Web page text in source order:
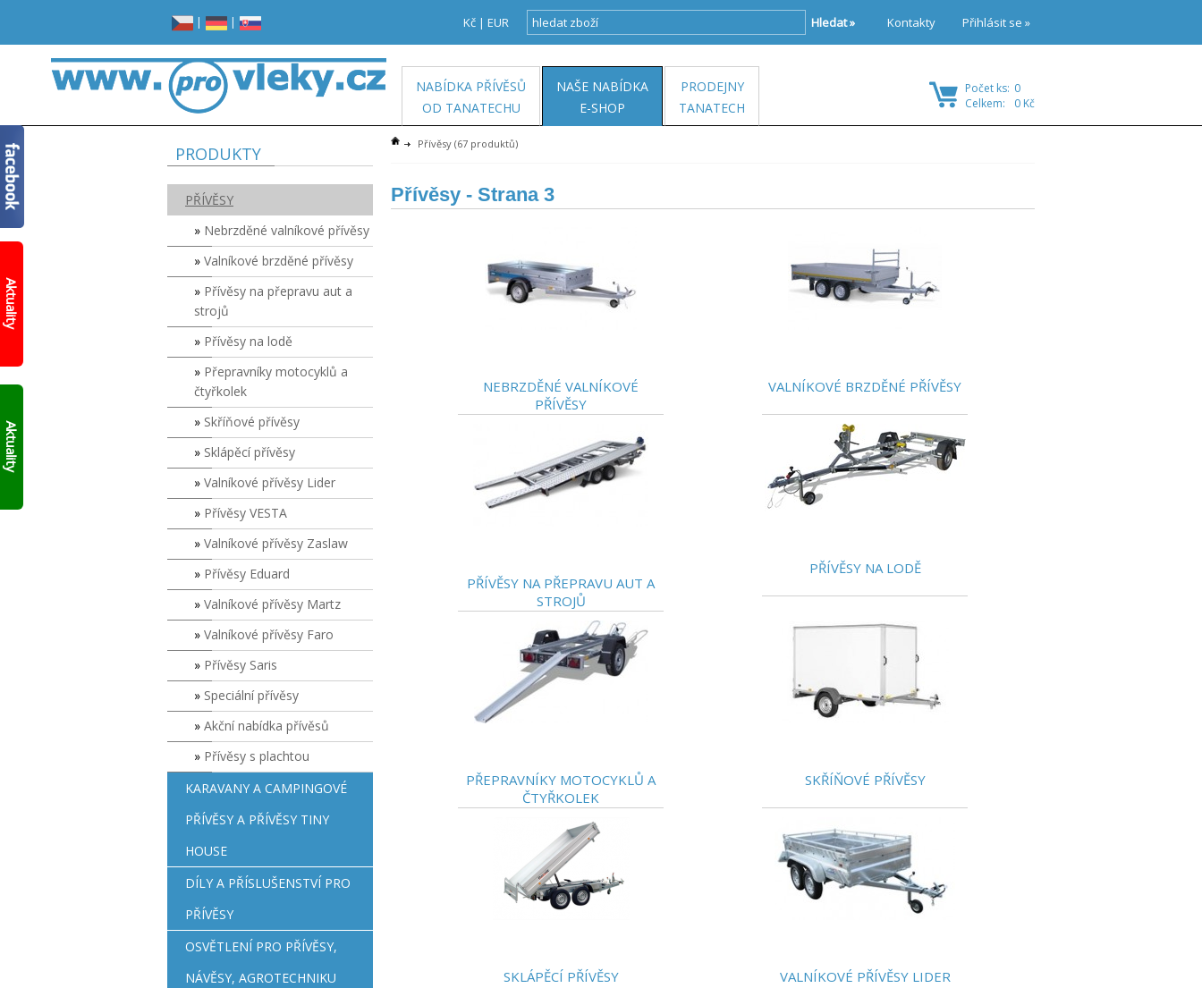
PRODUKTY
PŘÍVĚSY
Nebrzděné valníkové přívěsy
Valníkové brzděné přívěsy
Přívěsy na přepravu aut a
strojů
Přívěsy na lodě
Přepravníky motocyklů a
čtyřkolek
Skříňové přívěsy
Sklápěcí přívěsy
Valníkové přívěsy Lider
Přívěsy VESTA
Valníkové přívěsy Zaslaw
Přívěsy Eduard
Valníkové přívěsy Martz
Valníkové přívěsy Faro
Přívěsy Saris
Speciální přívěsy
Akční nabídka přívěsů
Přívěsy s plachtou
KARAVANY A CAMPINGOVÉ
PŘÍVĚSY A PŘÍVĚSY TINY
HOUSE
DÍLY A PŘÍSLUŠENSTVÍ PRO
PŘÍVĚSY
OSVĚTLENÍ PRO PŘÍVĚSY,
NÁVĚSY, AGROTECHNIKU
Přívěsy (67 produktů)
Přívěsy - Strana 3
NEBRZDĚNÉ VALNÍKOVÉ
PŘÍVĚSY
VALNÍKOVÉ BRZDĚNÉ PŘÍVĚSY
PŘÍVĚSY NA PŘEPRAVU AUT A
STROJŮ
PŘÍVĚSY NA LODĚ
PŘEPRAVNÍKY MOTOCYKLŮ A
ČTYŘKOLEK
SKŘÍŇOVÉ PŘÍVĚSY
SKLÁPĚCÍ PŘÍVĚSY VALNÍKOVÉ PŘÍVĚSY LIDER
Přihlásit se »
Kontakty
Hledat »
Kč | EUR
| |
NABÍDKA PŘÍVĚSŮ
OD TANATECHU
NAŠE NABÍDKA
E-SHOP
PRODEJNY
TANATECH
místo
v
garáži?
Opravdu
Prohlédněte
francouzský
přívěs
Click
Up!
Aktuality
10%
SLEVY
NA
SKLADOVÉ
V
Aktuality
Počet ks: 0
Celkem:
0 Kč